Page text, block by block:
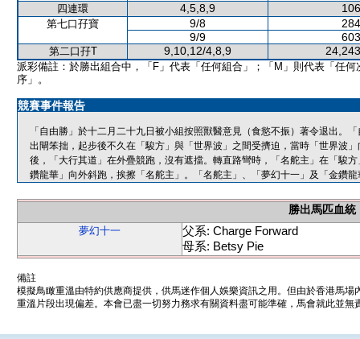
四連環 4,5,8,9
第七口孖寶 9/8
9/9
第二口孖T 9,10,12/4,8,9
派彩備註：於勝出組合中，「F」代表「任何組合」；「M」則代表「任何
序」。
競賽事件報告
「自由勝」於十二月二十九日被小組按照獸醫意見（食慾不振）著令退出。
出閘笨拙，起步後不久在「駿方」與「世界波」之間受擠迫，當時「世界波
後，「大行其道」在外疊競跑，沒有遮擋。轉直路彎時，「名舵主」在「駿
鑽龍華」向外斜跑，挨擦「名舵主」。「名舵主」、「夢幻十一」及「金鑽
勝出馬匹血統
夢幻十一
父系: Charge Forward
母系: Betsy Pie
備註
模擬鳥瞰重溫由特約供應商提供，供馬迷作個人娛樂資訊之用。但由於香港馬
重溫片段出現偏差。本會已盡一切努力務求有關資料盡可能準確，馬會就此並